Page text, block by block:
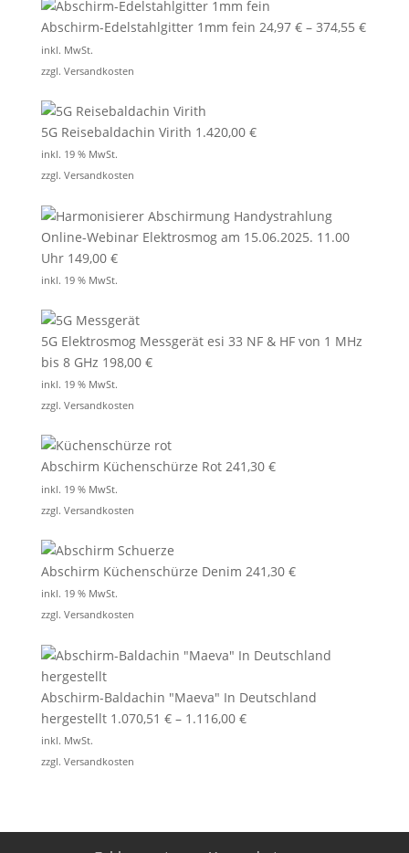
Abschirm-Edelstahlgitter 1mm fein 24,97 €– 374,55 €
inkl. MwSt.
zzgl. Versandkosten
5G Reisebaldachin Virith 1.420,00 €
inkl. 19 % MwSt.
zzgl. Versandkosten
Online-Webinar Elektrosmog am 15.06.2025. 11.00
Uhr 149,00 €
inkl. 19 % MwSt.
5G Elektrosmog Messgerät esi 33 NF & HF von 1 MHz
bis 8 GHz 198,00 €
inkl. 19 % MwSt.
zzgl. Versandkosten
Abschirm Küchenschürze Rot 241,30 €
inkl. 19 % MwSt.
zzgl. Versandkosten
Abschirm Küchenschürze Denim 241,30 €
inkl. 19 % MwSt.
zzgl. Versandkosten
Abschirm-Baldachin "Maeva" In Deutschland
hergestellt 1.070,51 €– 1.116,00 €
inkl. MwSt.
zzgl. Versandkosten